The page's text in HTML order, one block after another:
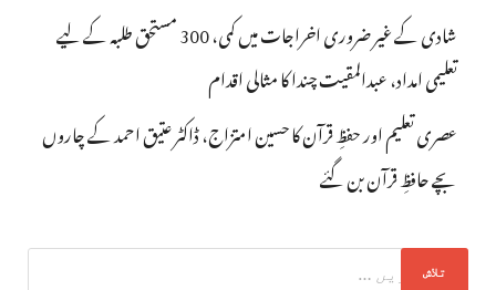
شادی کے غیر ضروری اخراجات میں کمی، 300 مستحق طلبہ کے لیے
تعلیمی امداد، عبدالمقیت چندا کا مثالی اقدام
عصری تعلیم اور حفظِ قرآن کا حسین امتزاج، ڈاکٹر عتیق احمد کے چاروں
بچے حافظِ قرآن بن گئے